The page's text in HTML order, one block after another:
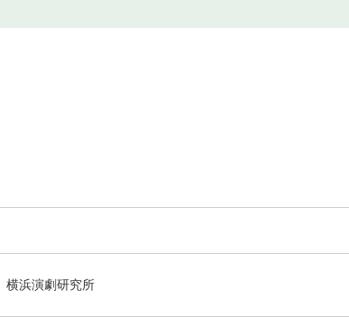
横浜演劇研究所